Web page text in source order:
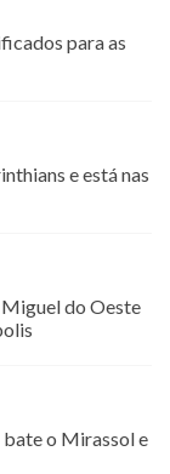
para as
e está nas
do Oeste
bate o Mirassol e